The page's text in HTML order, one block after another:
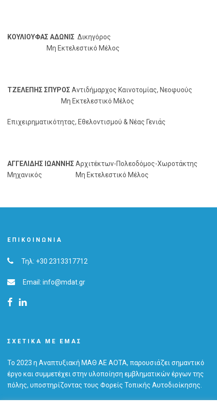
ΚΟΥΛΙΟΥΦΑΣ ΑΔΩΝΙΣ Δικηγόρος
Μη Εκτελεστικό Μέλος
ΤΖΕΛΕΠΗΣ ΣΠΥΡΟΣ Αντιδήμαρχος Καινοτομίας, Νεοφυούς
Μη Εκτελεστικό Μέλος
Επιχειρηματικότητας, Εθελοντισμού & Νέας Γενιάς
ΑΓΓΕΛΙΔΗΣ ΙΩΑΝΝΗΣ Αρχιτέκτων-Πολεοδόμος-Χωροτάκτης
Μηχανικός Μη Εκτελεστικό Μέλος
ΕΠΙΚΟΙΝΩΝΊΑ
Τηλ: +30 2313317712
Email: info@mdat.gr
ΣΧΕΤΙΚΆ ΜΕ ΕΜΆΣ
Το 2023 η Αναπτυξιακή ΜΑΘ ΑΕ ΑΟΤΑ, παρουσιάζει σημαντικό
έργο και συμμετέχει στην υλοποίηση εμβληματικών έργων της
πόλης, υποστηρίζοντας τους Φορείς Τοπικής Αυτοδιοίκησης.